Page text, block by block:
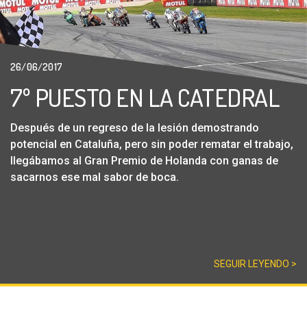
26/06/2017
7º PUESTO EN LA CATEDRAL
Después de un regreso de la lesión demostrando
potencial en Cataluña, pero sin poder rematar el trabajo,
llegábamos al Gran Premio de Holanda con ganas de
sacarnos ese mal sabor de boca.
SEGUIR LEYENDO >